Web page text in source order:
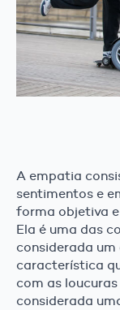
A empatia
sentimentos e
forma objetiva
Ela é uma das
considerada
característica
com as
considerada